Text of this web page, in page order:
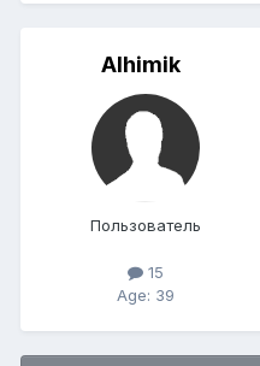
Alhimik
Пользователь
15
Age: 39